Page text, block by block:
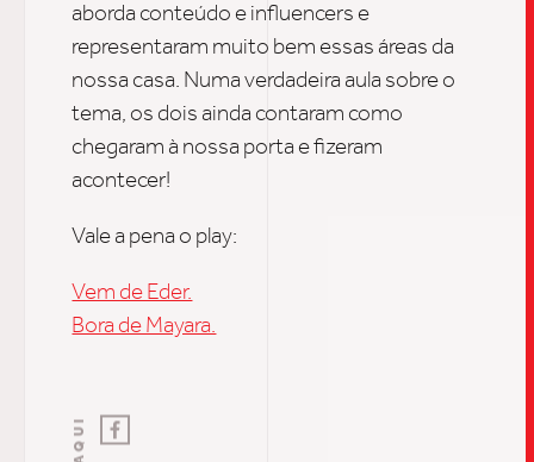
aborda conteúdo e influencers e
representaram muito bem essas áreas da
nossa casa. Numa verdadeira aula sobre o
tema, os dois ainda contaram como
chegaram à nossa porta e fizeram
acontecer!
Vale a pena o play:
Vem de Eder.
Bora de Mayara.